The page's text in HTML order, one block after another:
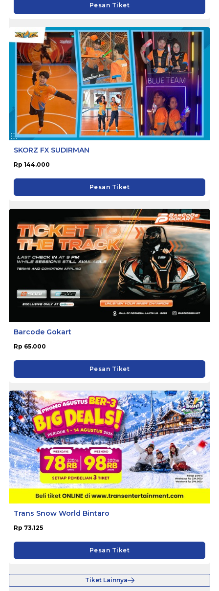
Pesan Tiket
SKORZ FX SUDIRMAN
Rp 144.000
Pesan Tiket
Barcode Gokart
Rp 65.000
Pesan Tiket
Trans Snow World Bintaro
Rp 73.125
Pesan Tiket
Tiket Lainnya